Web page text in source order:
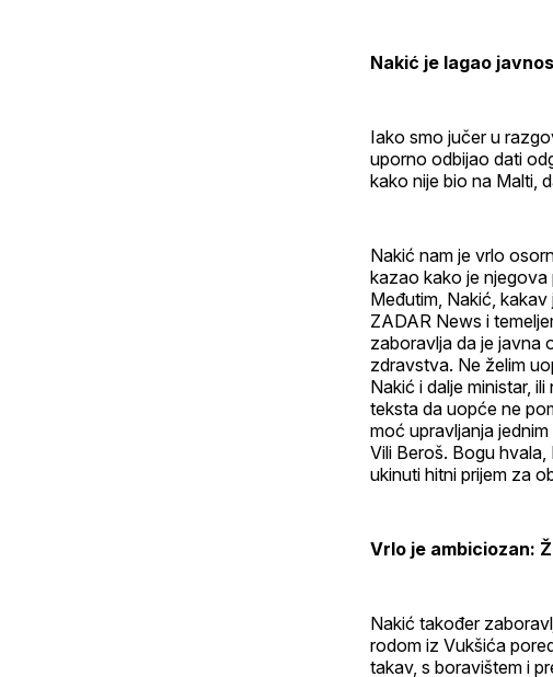
Nakić je lagao
Iako smo jučer u
uporno odbijao dati
kako nije bio na Malti,
Nakić nam je vrlo
kazao kako je njegova
Međutim, Nakić,
ZADAR News i
zaboravlja da je javna
zdravstva. Ne želim
Nakić i dalje ministar,
teksta da uopće ne
moć upravljanja
Vili Beroš. Bogu
ukinuti hitni prijem za
Vrlo je ambiciozan:
Nakić također
rodom iz Vukšića
takav, s boravištem i